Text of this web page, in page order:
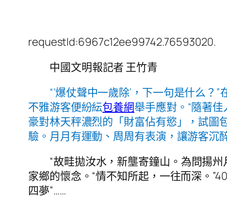
requestId:6967c12ee99742.76593020.
中國文明報記者 王竹青
“‘爆仗聲中一歲除’，下一句是什么
不雅游客便紛紜包養網舉手應對。“隨著
豪對林天秤濃烈的「財富佔有慾」，試圖
驗。月月有運動、周周有表演，讓游客沉
“故畦拋汝水，新壟寄鐘山。為問揚
家鄉的懷念。“情不知所起，一往而深。”40
四夢”……